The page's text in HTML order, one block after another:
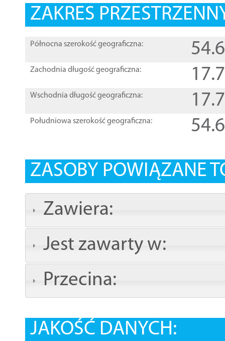
ZAKRES
Północna szerokość geograficzna:
Zachodnia długość geograficzna:
Wschodnia długość geograficzna:
Południowa szerokość geograficzna:
ZASOBY POWIĄZANE
Zawiera:
Jest zawarty w:
Przecina:
JAKOŚĆ DANYCH: